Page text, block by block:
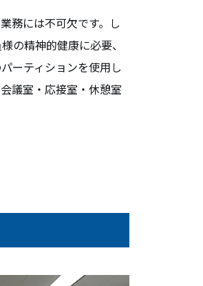
報
務には不可欠です。し
の精神的健康に必要、
ーティションを使用し
議室・応接室・休憩室